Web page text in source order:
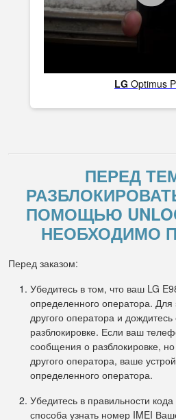
LG Optimus
ПЕРЕД
ПОМОЩЬЮ
НЕОБХОДИМО
Перед заказом:
Убедитесь в том, что ваш LG
определенного оператора. Для
другого оператора и
разблокировке. Если ваш
сообщения о разблокировке,
другого оператора, ваше
определенного оператора.
Убедитесь в правильности
способа узнать номер IMEI